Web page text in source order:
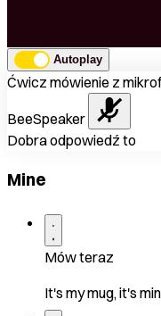
Autoplay
Ćwicz mówienie z
BeeSpeaker
Dobra odpowiedź to
Mine
Mów teraz
It's my mug, it's